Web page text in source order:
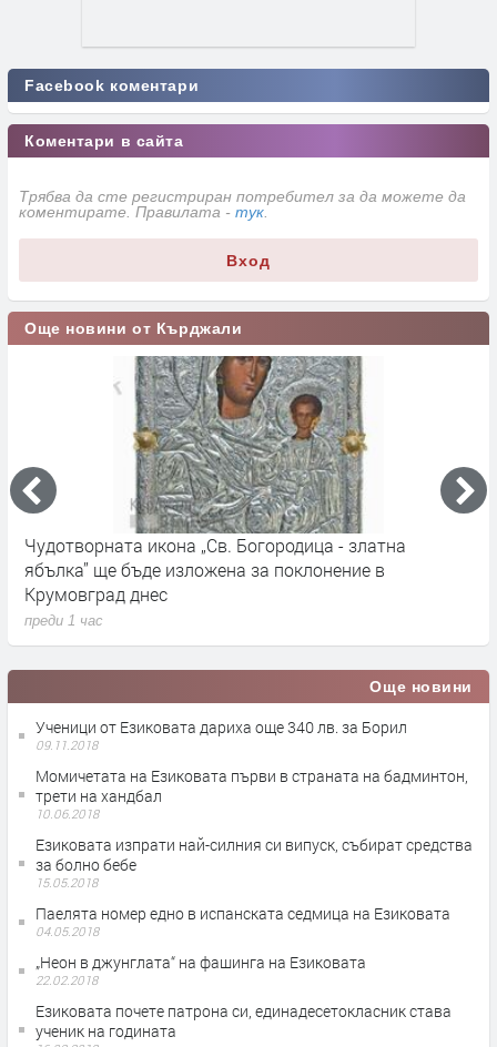
Facebook коментари
Коментари в сайта
Трябва да сте регистриран потребител за да можете да
коментирате. Правилата - тук
Вход
Още новини от Кърджали
Чудотворната икона „Св. Богородица - златна
ябълка” ще бъде изложена за поклонение в
Крумовград днес
преди 1 час
Още новини
Ученици от Езиковата дариха още 340 лв. за Борил
09.11.2018
Момичетата на Езиковата първи в страната на бадминтон,
трети на хандбал
10.06.2018
Езиковата изпрати най-силния си випуск, събират средства
за болно бебе
15.05.2018
Паелята номер едно в испанската седмица на Езиковата
04.05.2018
„Неон в джунглата“ на фашинга на Езиковата
22.02.2018
Езиковата почете патрона си, единадесетокласник става
ученик на годината